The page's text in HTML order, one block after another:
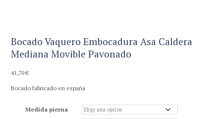
Bocado Vaquero Embocadura Asa Caldera
Mediana Movible Pavonado
41,70€
Bocado fabricado en españa
Medida pierna